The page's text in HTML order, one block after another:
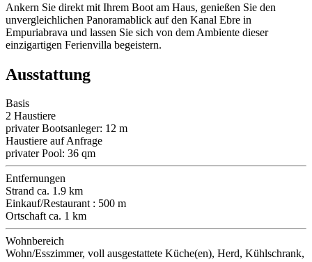
Ankern Sie direkt mit Ihrem Boot am Haus, genießen Sie den
unvergleichlichen Panoramablick auf den Kanal Ebre in
Empuriabrava und lassen Sie sich von dem Ambiente dieser
einzigartigen Ferienvilla begeistern.
Ausstattung
Basis
2 Haustiere
privater Bootsanleger: 12 m
Haustiere auf Anfrage
privater Pool: 36 qm
Entfernungen
Strand ca. 1.9 km
Einkauf/Restaurant : 500 m
Ortschaft ca. 1 km
Wohnbereich
Wohn/Esszimmer, voll ausgestattete Küche(en), Herd, Kühlschrank,